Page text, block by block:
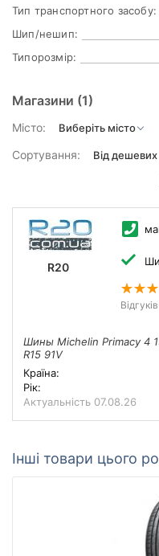
Тип транспортного засобу:
Шип/нешип:
Типорозмір:
Магазини (1)
Місто:
Сортування:
R20
Відгуків
Шины Michelin Primacy 4
R15 91V
Країна:
Рік:
Актуальність 07.08.26
Інші товари цього